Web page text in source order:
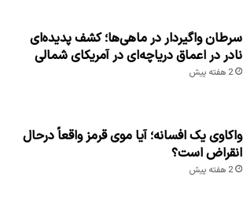
سرطان واگیردار در ماهی‌ها؛ کشف پدیده‌ای
نادر در اعماق دریاچه‌ای در آمریکای شمالی
2 هفته پیش
واکاوی یک افسانه؛ آیا موی قرمز واقعاً درحال
انقراض است؟
2 هفته پیش